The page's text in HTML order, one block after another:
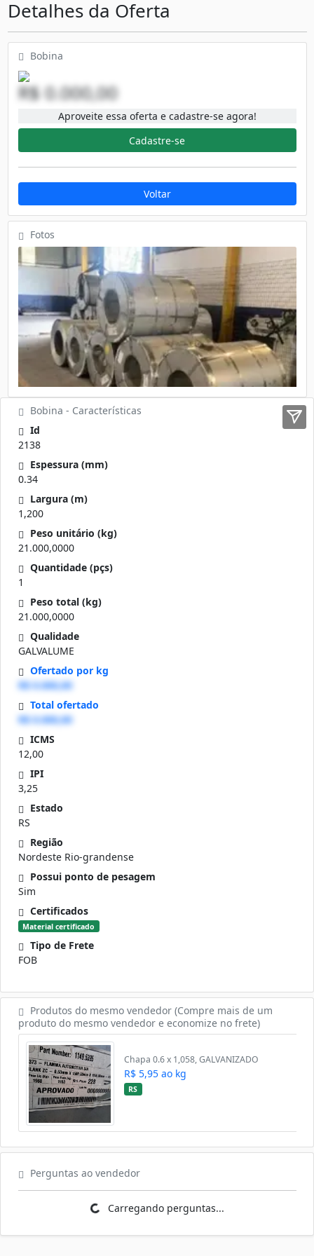
Detalhes da Oferta
Bobina
R$ 0.000,00
Aproveite essa oferta e cadastre-se agora!
Cadastre-se
Voltar
Fotos
Bobina - Características
Id
2138
Espessura (mm)
0.34
Largura (m)
1,200
Peso unitário (kg)
21.000,0000
Quantidade (pçs)
1
Peso total (kg)
21.000,0000
Qualidade
GALVALUME
Ofertado por kg
R$ 0.000,00
Total ofertado
R$ 0.000,00
ICMS
12,00
IPI
3,25
Estado
RS
Região
Nordeste Rio-grandense
Possui ponto de pesagem
Sim
Certificados
Material certificado
Tipo de Frete
FOB
Produtos do mesmo vendedor (Compre mais de um
produto do mesmo vendedor e economize no frete)
Chapa 0.6 x 1,058, GALVANIZADO
R$ 5,95 ao kg
RS
Perguntas ao vendedor
Carregando perguntas...